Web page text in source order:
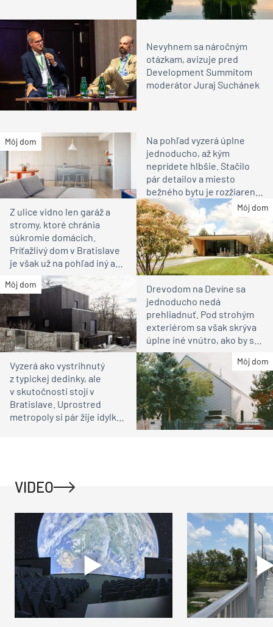
Nevyhnem sa náročným
otázkam, avizuje pred
Development Summitom
moderátor Juraj Suchánek
Môj dom
Na pohľad vyzerá úplne
jednoducho, až kým
neprídete hlbšie. Stačilo
pár detailov a miesto
bežného bytu je rozžiarené
bývanie pre rodinu
Môj dom
Z ulice vidno len garáž a
stromy, ktoré chránia
súkromie domácich.
Príťažlivý dom v Bratislave
je však už na pohľad iný ako
susedia
Môj dom
Drevodom na Devíne sa
jednoducho nedá
prehliadnuť. Pod strohým
exteriérom sa však skrýva
úplne iné vnútro, ako by ste
čakali
Môj dom
Vyzerá ako vystrihnutý
z typickej dedinky, ale
v skutočnosti stojí v
Bratislave. Uprostred
metropoly si pár žije idylku
VIDEO